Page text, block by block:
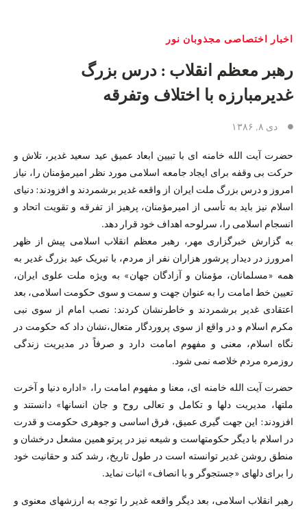
اخبار اختصاصی مجذوبان نور
رهبر معظم انقلاب : درس بزرگ
غدیرمبارزه با اختلاف وتفرقه
دی ۸, ۱۳۸۶
حضرت آیت الله خامنه ای با تبیین ابعاد عمیق عید سعید غدیر، تلاش و
حرکت بی وقفه برای ایجاد جامعه اسلامی مورد نظر امیرمؤمنان را، نیاز
امروز و درس بزرگ ملت ایران از واقعه غدیر برشمردند و افزودند: دنیای
اسلام نیز باید به تأسی از امیرمؤمنان، پرهیز از تفرقه و تقویت اتحاد و
انسجام اسلامی را، سرلوحه اهداف خود قرار دهد.
به گزارش خبرگزاری مهر، رهبر معظم انقلاب اسلامی پیش از ظهر
امرورز در دیدار پرشور هزاران نفر از مردم، با تبریک عید بزرگ غدیر به
همه «مسلمانان، مؤمنان و آزادگان جهان» به وی‍ژه ملت علوی ایران،
تعیین خط امامت را به عنوان جهت و سمت و سوی حکومت اسلامی، بعد
اعتقادی غدیر برشمردند و خاطرنشان کردند: نصب امام از سوی نبی
مکرم اسلام و در واقع از سوی پروردگار متعال،‌نشان داد که حکومت در
نگاه اسلام، معنی و مفهوم امامت دارد و صرفاً در مدیریت زندگی
روزمره مردم خلاصه نمی شود.
حضرت آیت الله خامنه ای، معنا و مفهوم امامت را، «اداره دنیا و آخرت
ملتها، مدیریت دلها و تکامل و تعالی روح و جان انسانها» دانستند و
افزودند: این جهت گیری عمیق، فرق اساسی و جوهری حکومت و قدرت
در اسلام با دیگر حکومتهاست و شیعه نیز در پرتو همین مشعل درخشان و
منطق روشن غدیر توانسته است در طول تاریخ، رشد کند و حقانیت خود
را برای دلهای «جستجوگر و با انصاف» اثبات نماید.
رهبر انقلاب اسلامی، بعد دیگر واقعه غدیر را توجه به ارزش­های معنوی و